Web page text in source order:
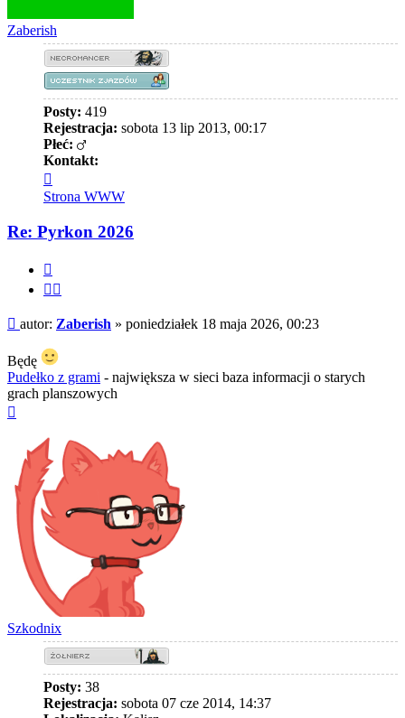
Zaberish
Posty: 419
Rejestracja: sobota 13 lip 2013, 00:17
Płeć:
Kontakt:
się
z
Zaberish
Strona WWW
Re: Pyrkon 2026
Post
autor: Zaberish » poniedziałek 18 maja 2026, 00:23
Będę
Pudełko z grami - największa w sieci baza informacji o starych
grach planszowych
Szkodnix
Posty: 38
Rejestracja: sobota 07 cze 2014, 14:37